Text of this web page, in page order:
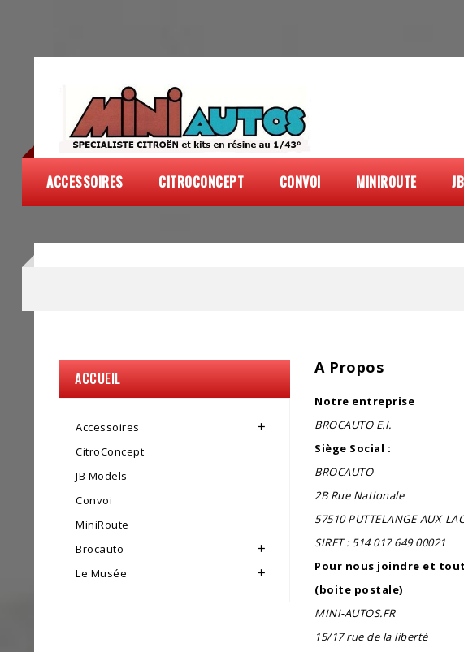
ACCESSOIRES CITROCONCEPT CONVOI MINIROUTE
ACCUEIL
Accessoires 
CitroConcept
JB Models
Convoi
MiniRoute
Brocauto

Le Musée 
A Propos
Notre entreprise
BROCAUTO E.I.
Siège Social :
BROCAUTO
2B Rue Nationale
57510 PUTTELANGE-AUX-
SIRET : 514 017 649 00021
Pour nous joindre et
(boite postale)
MINI-AUTOS.FR
15/17 rue de la liberté